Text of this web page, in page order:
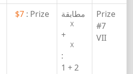
Prize
#7
VII
مطابقة
X
+
X
:
2 + 1
Prize :
$7